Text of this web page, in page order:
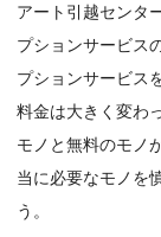
アート引越センタ
プションサービス
プションサービス
料金は大きく変わ
モノと無料のモノ
当に必要なモノを
う。